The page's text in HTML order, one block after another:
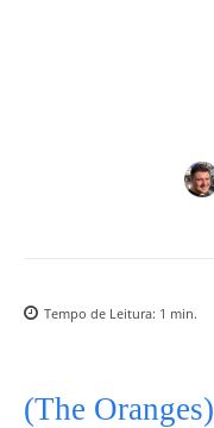
Tempo de Leitura: 1 min.
(The Oranges)